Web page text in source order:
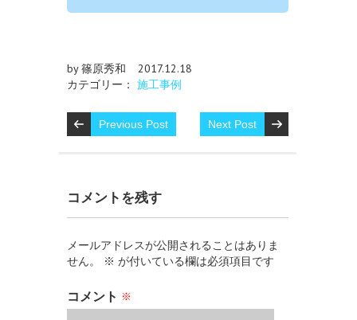
by 篠原秀和
2017.12.18
カテゴリー： 施工事例
Previous Post Next Post
コメントを残す
メールアドレスが公開されることはありま
せん。
※ が付いている欄は必須項目です
コメント ※